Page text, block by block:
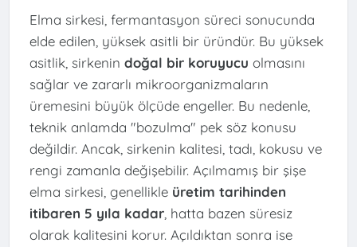
Elma sirkesi, fermantasyon süreci sonucunda
elde edilen, yüksek asitli bir üründür. Bu yüksek
asitlik, sirkenin doğal bir koruyucu olmasını
sağlar ve zararlı mikroorganizmaların
üremesini büyük ölçüde engeller. Bu nedenle,
teknik anlamda "bozulma" pek söz konusu
değildir. Ancak, sirkenin kalitesi, tadı, kokusu ve
rengi zamanla değişebilir. Açılmamış bir şişe
elma sirkesi, genellikle üretim tarihinden
itibaren 5 yıla kadar, hatta bazen süresiz
olarak kalitesini korur. Açıldıktan sonra ise